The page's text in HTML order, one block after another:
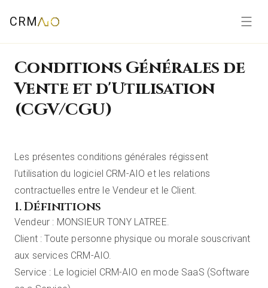
CRM
Conditions Générales de
Vente et d'Utilisation
(CGV/CGU)
Les présentes conditions générales régissent
l'utilisation du logiciel CRM-AIO et les relations
contractuelles entre le Vendeur et le Client.
1. Définitions
Vendeur : MONSIEUR TONY LATREE.
Client : Toute personne physique ou morale souscrivant
aux services CRM-AIO.
Service : Le logiciel CRM-AIO en mode SaaS (Software